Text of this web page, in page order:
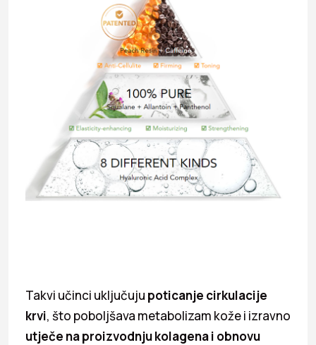
Takvi učinci uključuju poticanje cirkulacije
krvi, što poboljšava metabolizam kože i izravno
utječe na proizvodnju kolagena i obnovu